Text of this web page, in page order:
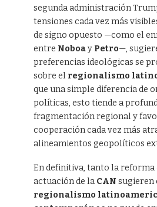
segunda administración
tensiones cada vez más
de signo opuesto —como el
entre Noboay Petro—,
preferencias ideológicas se
sobre el regionalismo
que una simple diferencia de
políticas, esto tiende a
fragmentación regional y
cooperación cada vez más
alineamientos geopolíticos
En definitiva, tanto la reforma
actuación de la CAN sugieren
regionalismo